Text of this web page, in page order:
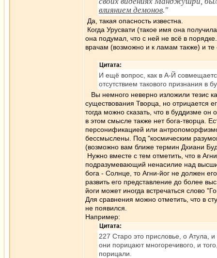
влиянием демонов."
Да, такая опасность известна.
Когда Урусвати (такое имя она
она подумал, что с ней не всё в
врачам (возможно и к ламам также) и те
Цитата:
И ещё вопрос, как в А-Й
отсутствием такового признания в
Вы немного неверно изложили тезис
существования Творца, но отрицается
тогда можно сказать, что в буддизме он
в этом смысле также нет бога-творца.
персонификацией или
бессмыслены. Под "космическим
(возможно вам ближе термин Дхиани
Нужно вместе с тем отметить, что в
подразумевающий ненасилие над
бога - Солнце, то Агни-йог не должен
развить его представление до более
йоги может иногда встречаться слово
Для сравнения можно отметить, что в
не появился.
Например:
Цитата:
227 Старо это присловье, о Атула,
они порицают многоречивого, и
порицали.